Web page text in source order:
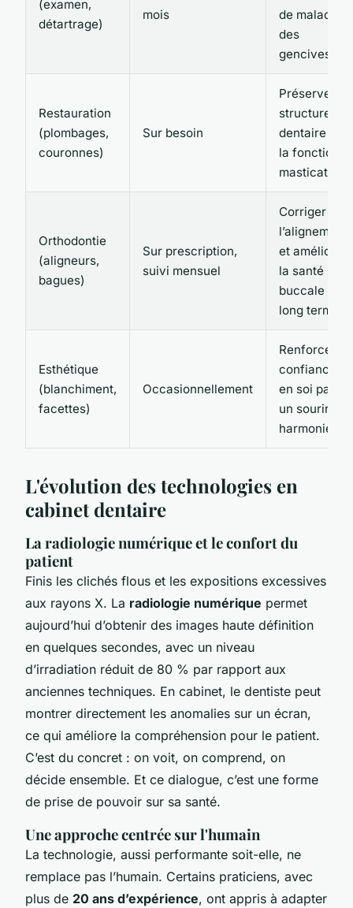
(examen,
détartrage)
mois
de maladies
des
gencives
Restauration
(plombages,
couronnes)
Sur besoin
Préserver la
structure
dentaire et
la fonction
masticatoire
Orthodontie
(aligneurs,
bagues)
Sur prescription,
suivi mensuel
Corriger
l’alignement
et améliorer
la santé
buccale à
long terme
Esthétique
(blanchiment,
facettes)
Occasionnellement
Renforcer la
confiance
en soi par
un sourire
harmonieux
L'évolution des technologies en
cabinet dentaire
La radiologie numérique et le confort du
patient
Finis les clichés flous et les expositions excessives
aux rayons X. La radiologie numérique permet
aujourd’hui d’obtenir des images haute définition
en quelques secondes, avec un niveau
d’irradiation réduit de 80 % par rapport aux
anciennes techniques. En cabinet, le dentiste peut
montrer directement les anomalies sur un écran,
ce qui améliore la compréhension pour le patient.
C’est du concret : on voit, on comprend, on
décide ensemble. Et ce dialogue, c’est une forme
de prise de pouvoir sur sa santé.
Une approche centrée sur l'humain
La technologie, aussi performante soit-elle, ne
remplace pas l’humain. Certains praticiens, avec
plus de 20 ans d’expérience, ont appris à adapter